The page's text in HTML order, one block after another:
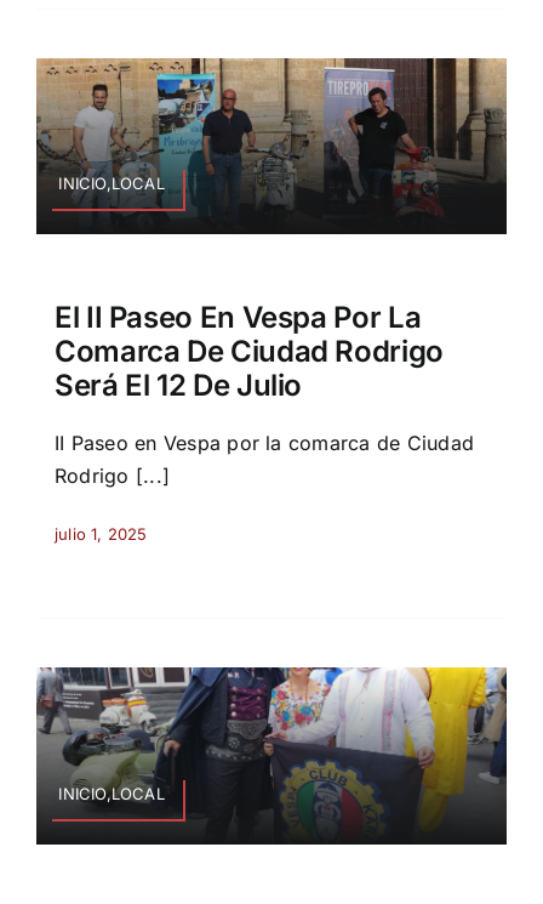
INICIO,LOCAL
El II Paseo En Vespa Por La
Comarca De Ciudad Rodrigo
Será El 12 De Julio
II Paseo en Vespa por la comarca de Ciudad
Rodrigo [...]
julio 1, 2025
INICIO,LOCAL